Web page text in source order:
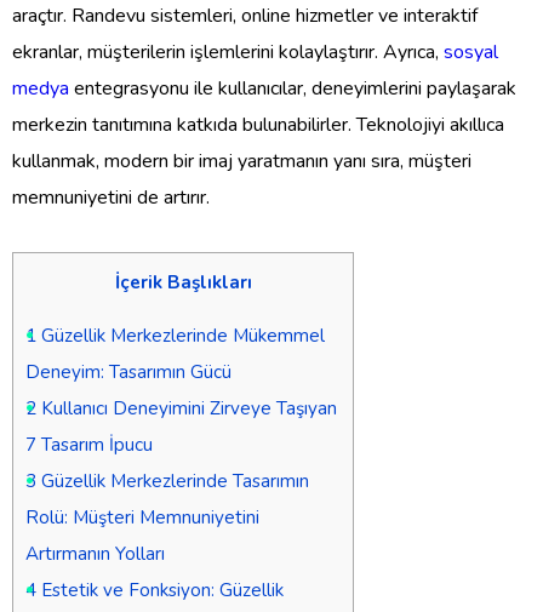
araçtır. Randevu sistemleri, online hizmetler ve interaktif
ekranlar, müşterilerin işlemlerini kolaylaştırır. Ayrıca, sosyal
medya entegrasyonu ile kullanıcılar, deneyimlerini paylaşarak
merkezin tanıtımına katkıda bulunabilirler. Teknolojiyi akıllıca
kullanmak, modern bir imaj yaratmanın yanı sıra, müşteri
memnuniyetini de artırır.
İçerik Başlıkları
1 Güzellik Merkezlerinde Mükemmel
Deneyim: Tasarımın Gücü
2 Kullanıcı Deneyimini Zirveye Taşıyan
7 Tasarım İpucu
3 Güzellik Merkezlerinde Tasarımın
Rolü: Müşteri Memnuniyetini
Artırmanın Yolları
4 Estetik ve Fonksiyon: Güzellik